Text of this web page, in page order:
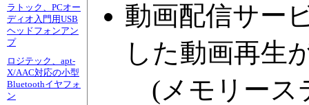
ラトック、PCオー
ディオ入門用USB
ヘッドフォンアン
プ
ロジテック、apt-
X/AAC対応の小型
Bluetoothイヤフォ
ン
動画配信サー
した動画再生
(メモリース